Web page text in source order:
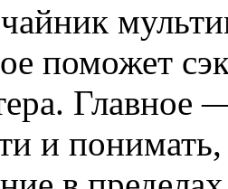
поможет
Главное
и